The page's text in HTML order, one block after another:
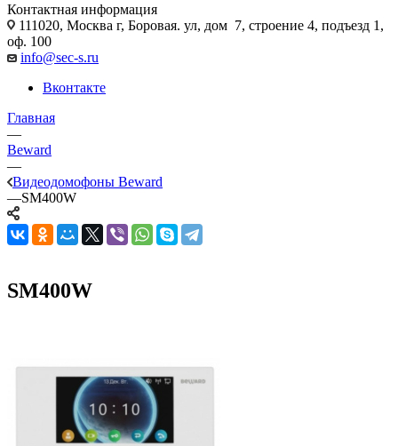
Контактная информация
111020, Москва г, Боровая. ул, дом 7, строение 4, подъезд 1,
оф. 100
info@sec-s.ru
Вконтакте
Главная
—
Beward
—
Видеодомофоны Beward
—SM400W
SM400W